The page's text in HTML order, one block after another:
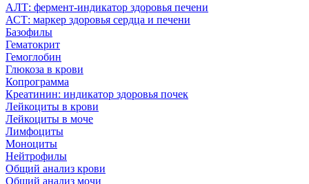
АЛТ: фермент-индикатор здоровья печени
АСТ: маркер здоровья сердца и печени
Базофилы
Гематокрит
Гемоглобин
Глюкоза в крови
Копрограмма
Креатинин: индикатор здоровья почек
Лейкоциты в крови
Лейкоциты в моче
Лимфоциты
Моноциты
Нейтрофилы
Общий анализ крови
Общий анализ мочи